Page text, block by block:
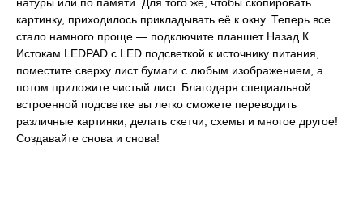
картинку, приходилось прикладывать её к окну. Теперь все
стало намного проще — подключите планшет Назад К
Истокам LEDPAD с LED подсветкой к источнику питания,
поместите сверху лист бумаги с любым изображением, а
потом приложите чистый лист. Благодаря специальной
встроенной подсветке вы легко сможете переводить
различные картинки, делать скетчи, схемы и многое другое!
Создавайте снова и снова!